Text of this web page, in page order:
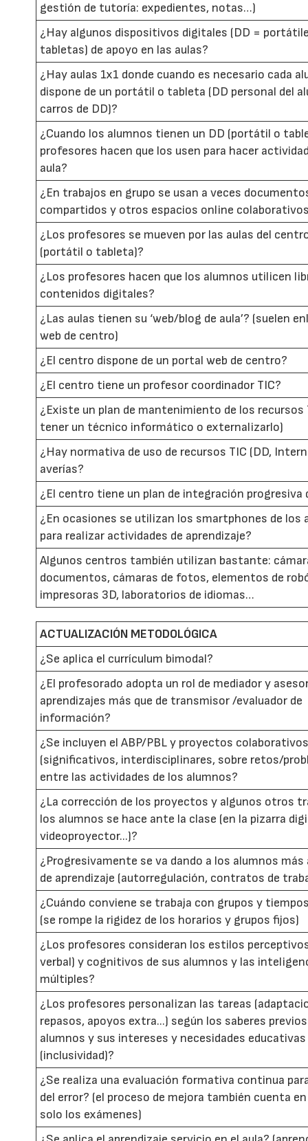
gestión de tutoría: expedientes, notas…)
¿Hay algunos dispositivos digitales (DD =
tabletas) de apoyo en las aulas?
¿Hay aulas 1x1 donde cuando es necesario cada
dispone de un portátil o tableta (DD personal del
carros de DD)?
¿Cuando los alumnos tienen un DD (portátil o
profesores hacen que los usen para hacer
aula?
¿En trabajos en grupo se usan a veces
compartidos y otros espacios online
¿Los profesores se mueven por las aulas del
(portátil o tableta)?
¿Los profesores hacen que los alumnos utilicen
contenidos digitales?
¿Las aulas tienen su ‘web/blog de aula’? (suelen
web de centro)
¿El centro dispone de un portal web de centro?
¿El centro tiene un profesor coordinador TIC?
¿Existe un plan de mantenimiento de los recursos
tener un técnico informático o externalizarlo)
¿Hay normativa de uso de recursos TIC (DD,
averías?
¿El centro tiene un plan de integración progresiva
¿En ocasiones se utilizan los smartphones de los
para realizar actividades de aprendizaje?
Algunos centros también utilizan bastante:
documentos, cámaras de fotos, elementos de
impresoras 3D, laboratorios de idiomas…
ACTUALIZACIÓN METODOLÓGICA
¿Se aplica el currículum bimodal?
¿El profesorado adopta un rol de mediador y
aprendizajes más que de transmisor /evaluador de
información?
¿Se incluyen el ABP/PBL y proyectos
(significativos, interdisciplinares, sobre retos/
entre las actividades de los alumnos?
¿La corrección de los proyectos y algunos otros
los alumnos se hace ante la clase (en la pizarra
videoproyector...)?
¿Progresivamente se va dando a los alumnos
de aprendizaje (autorregulación, contratos de
¿Cuándo conviene se trabaja con grupos y
(se rompe la rigidez de los horarios y grupos fijos)
¿Los profesores consideran los estilos
verbal) y cognitivos de sus alumnos y las
múltiples?
¿Los profesores personalizan las tareas
repasos, apoyos extra...) según los saberes
alumnos y sus intereses y necesidades educativas
(inclusividad)?
¿Se realiza una evaluación formativa continua
del error? (el proceso de mejora también cuenta
solo los exámenes)